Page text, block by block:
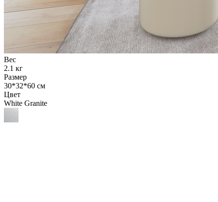
Вес
2.1 кг
Размер
30*32*60 см
Цвет
White Granite